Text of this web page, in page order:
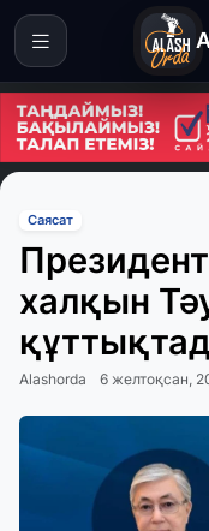
Саясат
халқын
Alashorda 6 желтоқсан,